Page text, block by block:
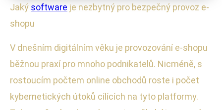
Jaký software je nezbytný pro bezpečný provoz e-
shopu
V dnešním digitálním věku je provozování e-shopu
běžnou praxí pro mnoho podnikatelů. Nicméně, s
rostoucím počtem online obchodů roste i počet
kybernetických útoků cílících na tyto platformy.